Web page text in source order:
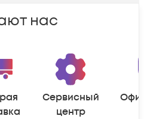
нас
Сервисный
центр